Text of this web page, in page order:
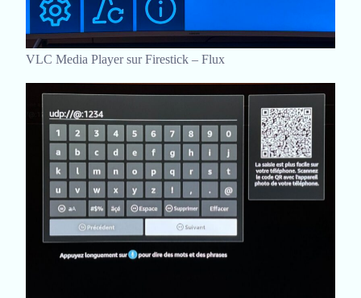
VLC Media Player sur Firestick – Flux